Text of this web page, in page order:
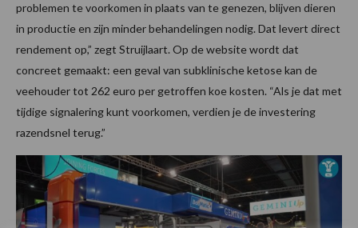
problemen te voorkomen in plaats van te genezen, blijven dieren
in productie en zijn minder behandelingen nodig. Dat levert direct
rendement op,” zegt Struijlaart. Op de website wordt dat
concreet gemaakt: een geval van subklinische ketose kan de
veehouder tot 262 euro per getroffen koe kosten. “Als je dat met
tijdige signalering kunt voorkomen, verdien je de investering
razendsnel terug.”